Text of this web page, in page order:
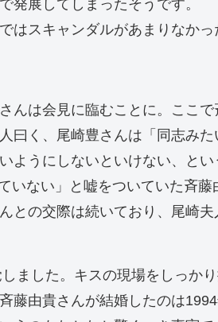
発展してしまったそうです。
はスキャンダルがあまりなか
んは会見に臨むことに。ここ
曰く、尾崎豊さんは「同志み
うにしないといけない、とい
ない」と嘘をついていた斉
の交際は続いており、尾崎
ました。キスの現場をしっか
藤由貴さんが結婚したのは